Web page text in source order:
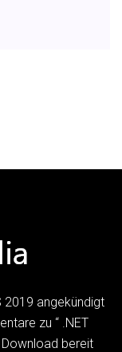
2019 angekündigt
zu “ .NET
bereit